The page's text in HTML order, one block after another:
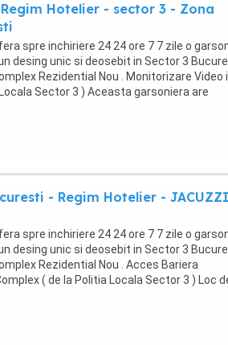
Hotelier - sector 3 - Zona
spre inchiriere 24 24 ore 7 7 zile o
desing unic si deosebit in Sector 3
Rezidential Nou . Monitorizare Video
Sector 3 ) Aceasta garsoniera are
- Regim Hotelier - JACUZZI
spre inchiriere 24 24 ore 7 7 zile o
desing unic si deosebit in Sector 3
Rezidential Nou . Acces Bariera
( de la Politia Locala Sector 3 ) Loc
...